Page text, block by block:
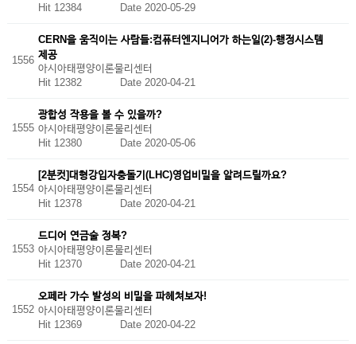
Hit 12384 Date 2020-05-29
1556
CERN을 움직이는 사람들:컴퓨터엔지니어가 하는일(2)-행정시스템
제공
아시아태평양이론물리센터
Hit 12382
Date 2020-04-21
1555
광합성 작용을 볼 수 있을까?
아시아태평양이론물리센터
Hit 12380 Date 2020-05-06
1554
[2분컷]대형강입자충돌기(LHC)영업비밀을 알려드릴까요?
아시아태평양이론물리센터
Hit 12378 Date 2020-04-21
1553
드디어 연금술 정복?
아시아태평양이론물리센터
Hit 12370 Date 2020-04-21
1552
오페라 가수 발성의 비밀을 파헤쳐보자!
아시아태평양이론물리센터
Hit 12369 Date 2020-04-22